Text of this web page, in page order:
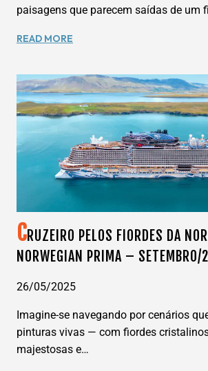
paisagens que parecem saídas de um
READ MORE
DA
SUA
VIDA:
EXPEDIÇÃO
MOTORHOME
WANNA
DREAMS
–
CRUZEIRO PELOS FIORDES DA
NORWEGIAN PRIMA – SETEMBRO/
26/05/2025
Imagine-se navegando por cenários
pinturas vivas — com fiordes
majestosas e…